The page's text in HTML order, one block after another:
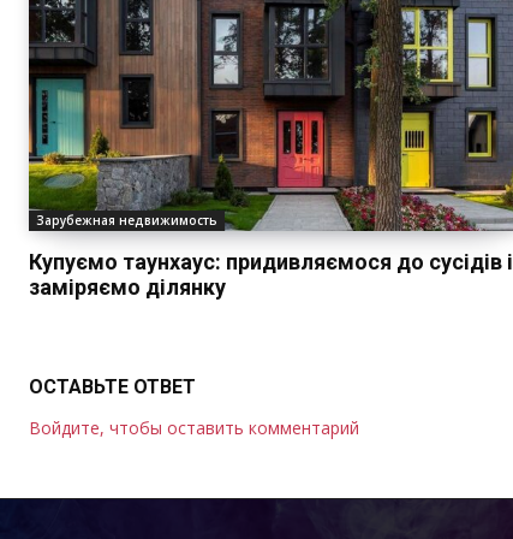
Зарубежная недвижимость
Купуємо таунхаус: придивляємося до сусідів і
заміряємо ділянку
ОСТАВЬТЕ ОТВЕТ
Войдите, чтобы оставить комментарий